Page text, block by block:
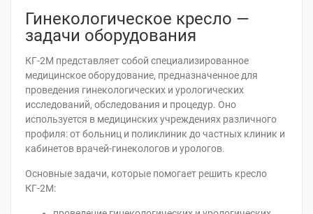
Гинекологическое кресло —
задачи оборудования
КГ-2М представляет собой специализированное
медицинское оборудование, предназначенное для
проведения гинекологических и урологических
исследований, обследования и процедур. Оно
используется в медицинских учреждениях различного
профиля: от больниц и поликлиник до частных клиник и
кабинетов врачей-гинекологов и урологов.
Основные задачи, которые помогает решить кресло
КГ-2М: